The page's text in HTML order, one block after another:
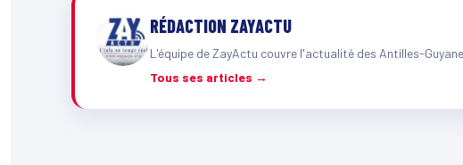
RÉDACTION ZAYACTU
L'équipe de ZayActu couvre l'actualité des Antilles-
Tous ses articles →